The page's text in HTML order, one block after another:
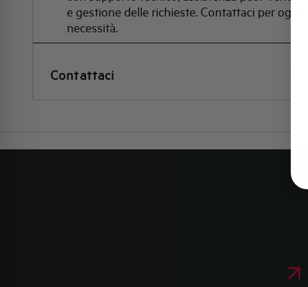
e gestione delle richieste. Contattaci per ogni
necessità.
Contattaci